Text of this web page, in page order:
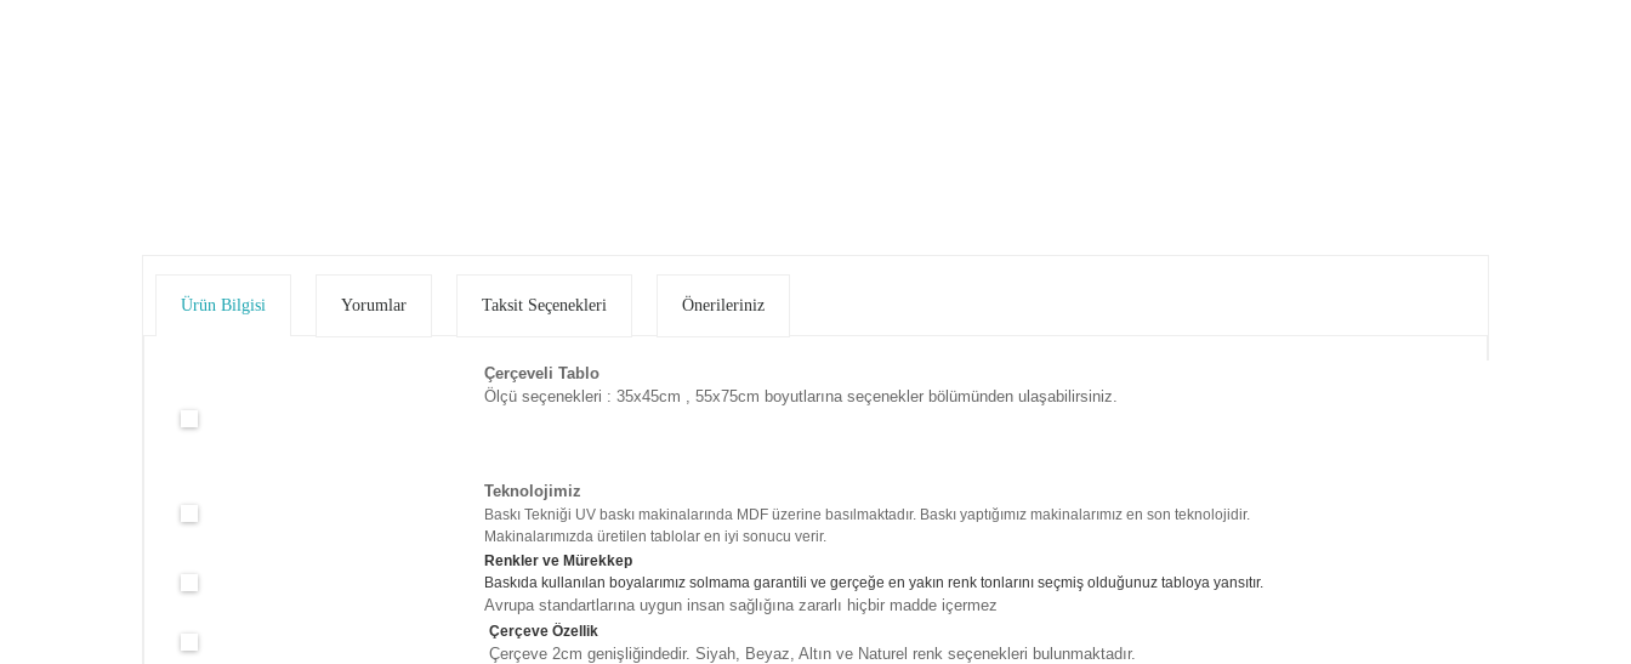
Ürün Bilgisi Yorumlar Taksit Seçenekleri Önerileriniz
Çerçeveli Tablo
Ölçü seçenekleri : 35x45cm , 55x75cm boyutlarına seçenekler bölümünden ulaşabilirsiniz.
Teknolojimiz
Baskı Tekniği UV baskı makinalarında MDF üzerine basılmaktadır. Baskı yaptığımız makinalarımız en son teknolojidir.
Makinalarımızda üretilen tablolar en iyi sonucu verir.
Renkler ve Mürekkep
Baskıda kullanılan boyalarımız solmama garantili ve gerçeğe en yakın renk tonlarını seçmiş olduğunuz tabloya yansıtır.
Avrupa standartlarına uygun insan sağlığına zararlı hiçbir madde içermez
Çerçeve Özellik
Çerçeve 2cm genişliğindedir. Siyah, Beyaz, Altın ve Naturel renk seçenekleri bulunmaktadır.